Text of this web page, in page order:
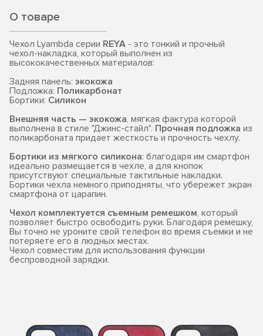
О товаре
Чехол Lyambda серии REYA - это тонкий и прочный
чехол-накладка, который выполнен из
высококачественных материалов:
Задняя панель: экокожа
Подложка: Поликарбонат
Бортики: Силикон
Внешняя часть — экокожа, мягкая фактура которой
выполнена в стиле "Джинс-стайл". Прочная подложка из
поликарбоната придает жесткость и прочность чехлу.
Бортики из мягкого силикона: благодаря им смартфон
идеально размещается в чехле, а для кнопок
присутствуют специальные тактильные накладки.
Бортики чехла немного приподняты, что убережет экран
смартфона от царапин.
Чехол комплектуется съемным ремешком, который
позволяет быстро освободить руки. Благодаря ремешку,
Вы точно не уроните свой телефон во время съемки и не
потеряете его в людных местах.
Чехол совместим для использования функции
беспроводной зарядки.